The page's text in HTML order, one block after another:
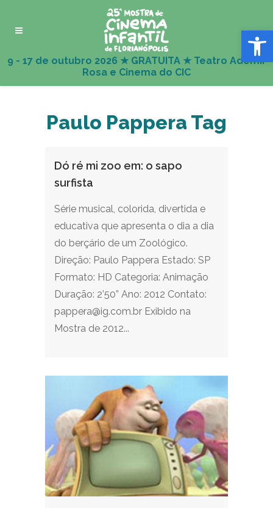
Abrir
Paulo Pappera Tag
Dó ré mi zoo em: o sapo
surfista
Série musical, colorida, divertida e
educativa que apresenta o dia a dia
do berçário de um Zoológico.
Direção: Paulo Pappera Estado: SP
Formato: HD Categoria: Animação
Duração: 2’50” Ano: 2012 Contato:
pappera@ig.com.br Exibido na
Mostra de 2012...